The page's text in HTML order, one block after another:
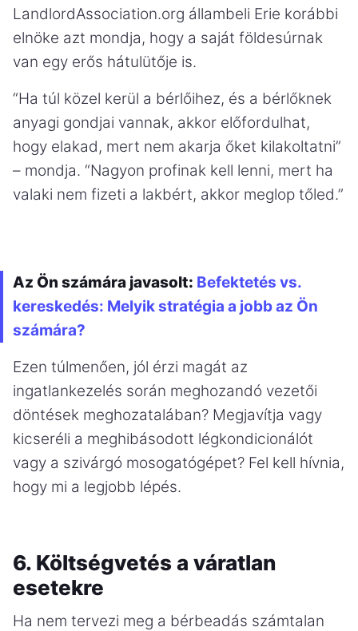
LandlordAssociation.org állambeli Erie korábbi
elnöke azt mondja, hogy a saját földesúrnak
van egy erős hátulütője is.
“Ha túl közel kerül a bérlőihez, és a bérlőknek
anyagi gondjai vannak, akkor előfordulhat,
hogy elakad, mert nem akarja őket kilakoltatni”
– mondja. “Nagyon profinak kell lenni, mert ha
valaki nem fizeti a lakbért, akkor meglop tőled.”
Az Ön számára javasolt: Befektetés vs.
kereskedés: Melyik stratégia a jobb az Ön
számára?
Ezen túlmenően, jól érzi magát az
ingatlankezelés során meghozandó vezetői
döntések meghozatalában? Megjavítja vagy
kicseréli a meghibásodott légkondicionálót
vagy a szivárgó mosogatógépet? Fel kell hívnia,
hogy mi a legjobb lépés.
6. Költségvetés a váratlan
esetekre
Ha nem tervezi meg a bérbeadás számtalan